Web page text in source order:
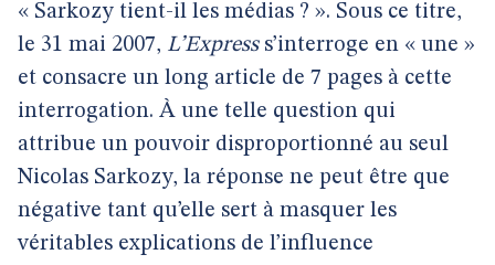
« Sarkozy tient-il les médias ? ». Sous ce titre,
le 31 mai 2007, L’Expresss’interroge en « une »
et consacre un long article de 7 pages à cette
interrogation. À une telle question qui
attribue un pouvoir disproportionné au seul
Nicolas Sarkozy, la réponse ne peut être que
négative tant qu’elle sert à masquer les
véritables explications de l’influence